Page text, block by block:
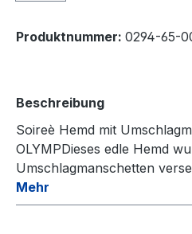
Produktnummer: 0294-65-
Beschreibung
Soireè Hemd mit
OLYMPDieses edle Hemd
Umschlagmanschetten
Mehr